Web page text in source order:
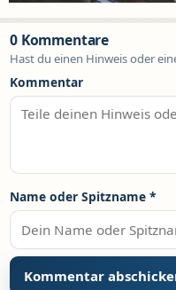
0 Kommentare
Hast du einen Hinweis oder
Kommentar
Name oder Spitzname *